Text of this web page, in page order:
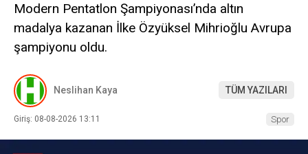
Modern Pentatlon Şampiyonası’nda altın
madalya kazanan İlke Özyüksel Mihrioğlu Avrupa
şampiyonu oldu.
Neslihan Kaya TÜM YAZILARI
Giriş: 08-08-2026 13:11 Spor